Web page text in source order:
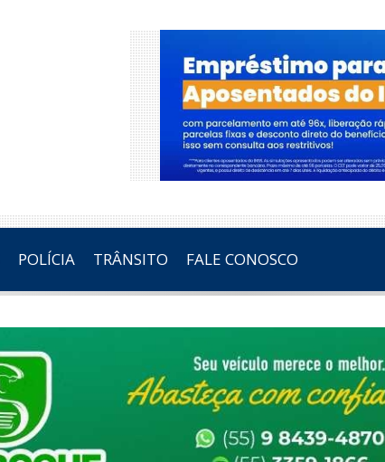
POLÍCIA TRÂNSITO FALE CONOSCO